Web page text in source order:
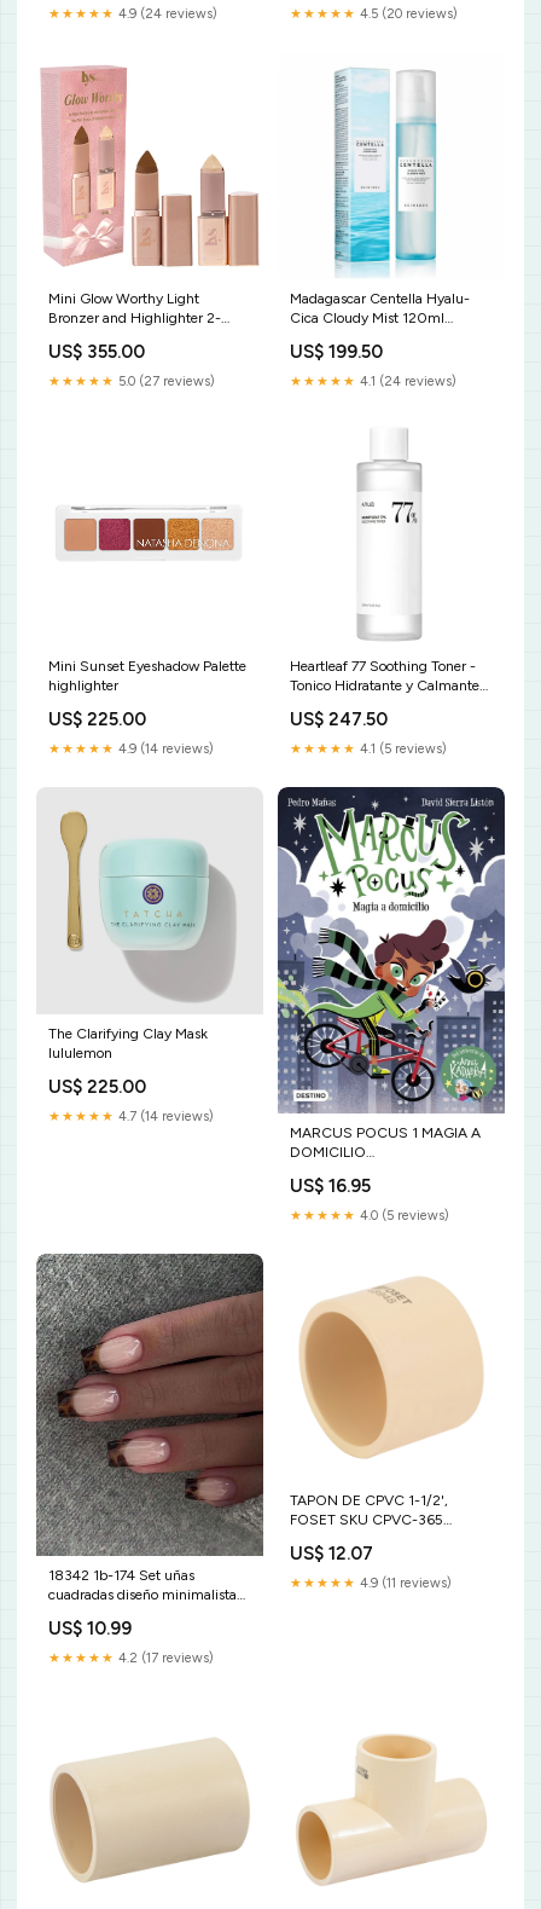
★★★★★ 4.9 (24 reviews) ★★★★★ 4.5 (20 reviews)
Mini Glow Worthy Light
Bronzer and Highlighter 2-
US$ 355.00
★★★★★ 5.0 (27 reviews)
Madagascar Centella Hyalu-
Cica Cloudy Mist 120ml
US$ 199.50
★★★★★ 4.1 (24 reviews)
Mini Sunset Eyeshadow Palette
highlighter
US$ 225.00
★★★★★ 4.9 (14 reviews)
Heartleaf 77 Soothing Toner -
Tonico Hidratante y Calmante
US$ 247.50
★★★★★ 4.1 (5 reviews)
The Clarifying Clay Mask
lululemon
US$ 225.00
★★★★★ 4.7 (14 reviews)
MARCUS POCUS 1 MAGIA A
DOMICILIO
US$ 16.95
★★★★★ 4.0 (5 reviews)
18342 1b-174 Set uñas
cuadradas diseño minimalista
US$ 10.99
★★★★★ 4.2 (17 reviews)
TAPON DE CPVC 1-1/2',
FOSET SKU CPVC-365
US$ 12.07
★★★★★ 4.9 (11 reviews)